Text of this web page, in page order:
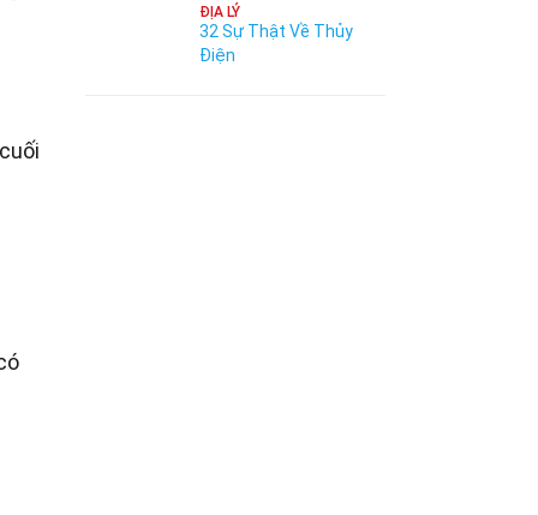
ĐỊA LÝ
32 Sự Thật Về Thủy
Điện